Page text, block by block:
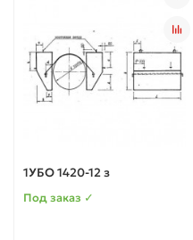
1УБО 1420-12 з
Под заказ ✓